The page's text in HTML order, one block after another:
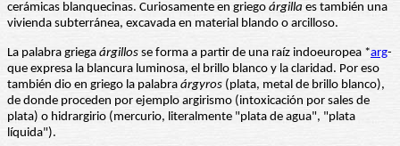
cerámicas blanquecinas. Curiosamente en griego árgilla es también una
vivienda subterránea, excavada en material blando o arcilloso.
La palabra griega árgillos se forma a partir de una raíz indoeuropea *arg-
que expresa la blancura luminosa, el brillo blanco y la claridad. Por eso
también dio en griego la palabra árgyros (plata, metal de brillo blanco),
de donde proceden por ejemplo argirismo (intoxicación por sales de
plata) o hidrargirio (mercurio, literalmente "plata de agua", "plata
líquida").